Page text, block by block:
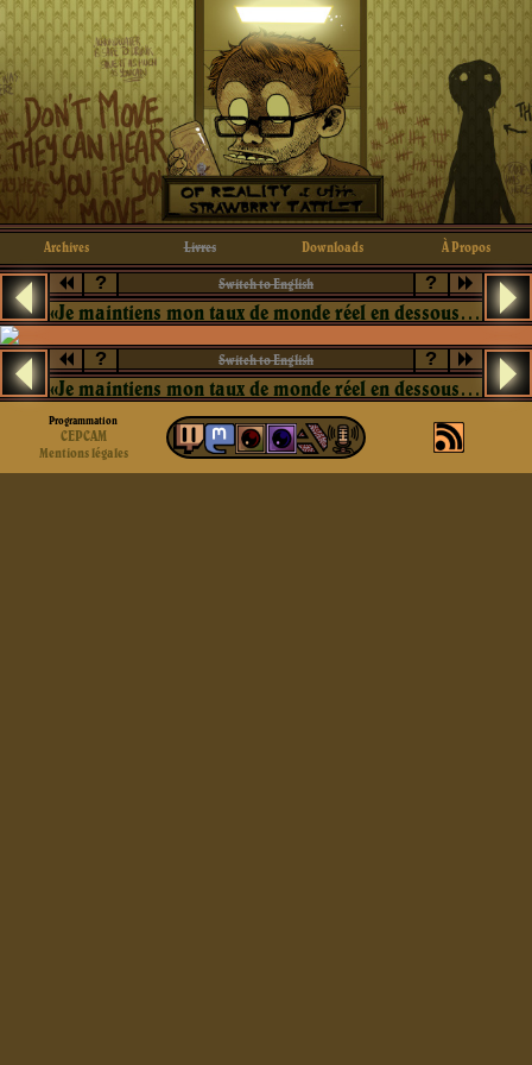
Archives Livres Downloads À Propos
? Switch to English ?
«Je maintiens mon taux de monde réel en dessous de 10%»
? Switch to English ?
«Je maintiens mon taux de monde réel en dessous de 10%»
Programmation
CEPCAM
Mentions légales